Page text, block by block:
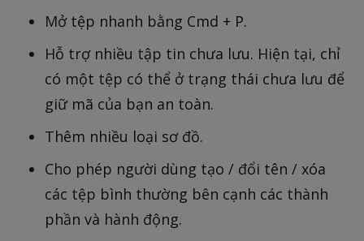
Mở tệp nhanh bằng Cmd + P.
Hỗ trợ nhiều tập tin chưa lưu. Hiện tại, chỉ
có một tệp có thể ở trạng thái chưa lưu để
giữ mã của bạn an toàn.
Thêm nhiều loại sơ đồ.
Cho phép người dùng tạo / đổi tên / xóa
các tệp bình thường bên cạnh các thành
phần và hành động.